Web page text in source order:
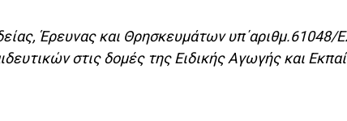
Έρευνας και Θρησκευμάτων
στις δομές της Ειδικής Αγωγής και